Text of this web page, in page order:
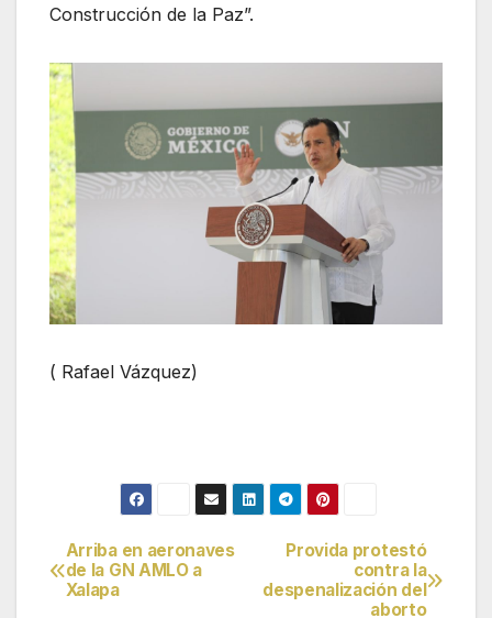
Construcción de la Paz”.
( Rafael Vázquez)
Navegación
de
Provida protestó
contra la
despenalización del
aborto
Arriba en aeronaves
de la GN AMLO a
Xalapa